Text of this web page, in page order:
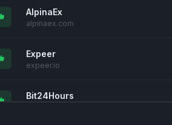
AlpinaEx
alpinaex.com
Expeer
expeer.io
Bit24Hours